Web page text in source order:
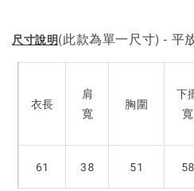
尺寸說明(此款為單一尺寸) - 平
衣長
肩
寬
胸圍
下
寬
61 38 51 58